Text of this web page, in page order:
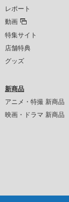
レポート
動画
特集サイト
店舗特典
グッズ
新商品
アニメ・特撮 新商品
映画・ドラマ 新商品